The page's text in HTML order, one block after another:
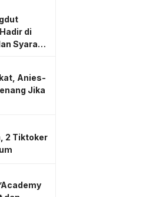
di
Syarat
Anies-
Jika
2 Tiktoker